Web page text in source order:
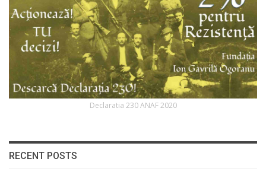
Declaratia 230 ANAF 2020
RECENT POSTS